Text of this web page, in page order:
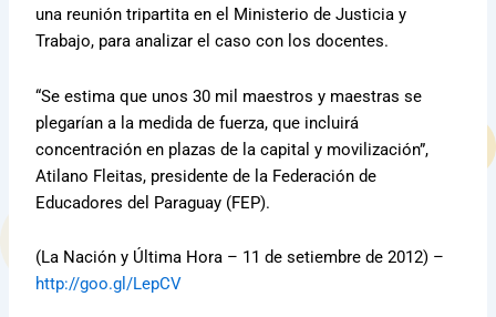
una reunión tripartita en el Ministerio de Justicia y
Trabajo, para analizar el caso con los docentes.
“Se estima que unos 30 mil maestros y maestras se
plegarían a la medida de fuerza, que incluirá
concentración en plazas de la capital y movilización”,
Atilano Fleitas, presidente de la Federación de
Educadores del Paraguay (FEP).
(La Nación y Última Hora – 11 de setiembre de 2012) –
http://goo.gl/LepCV